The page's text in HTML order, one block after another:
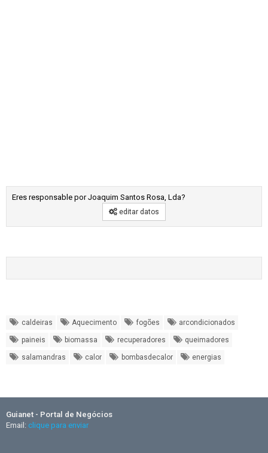
Eres responsable por Joaquim Santos Rosa, Lda?
editar datos
caldeiras Aquecimento fogões arcondicionados
paineis biomassa recuperadores queimadores
salamandras calor bombasdecalor energias
Guianet - Portal de Negócios
Email: clique para enviar